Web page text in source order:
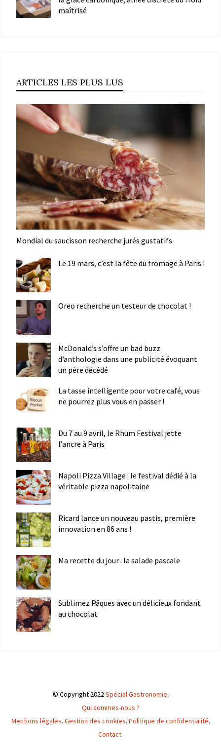
maîtrisé
ARTICLES LES PLUS LUS
Mondial du saucisson recherche jurés gustatifs
Le 19 mars, c’est la fête du fromage à Paris !
Oreo recherche un testeur de chocolat !
McDonald’s s’offre un bad buzz
d’anthologie dans une publicité évoquant
un père décédé
La tasse intelligente pour votre café, vous
ne pourrez plus vous en passer !
Du 7 au 9 avril, le Rhum Festival jette
l’ancre à Paris
Napoli Pizza Village : le festival dédié à la
véritable pizza napolitaine
Ricard lance un nouveau pastis, première
innovation en 86 ans !
Ma recette du jour : la salade pascale
Sublimez Pâques avec un délicieux fondant
au chocolat
© Copyright 2022Spécial Gastronomie.
Qui sommes-nous ?
Mentions légales. Gestion des cookies. Politique de confidentialité.
Contact.